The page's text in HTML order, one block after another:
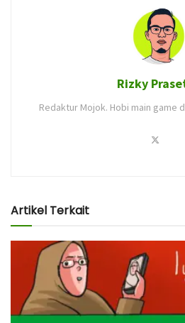
Rizky
Redaktur Mojok. Hobi main game
Artikel Terkait